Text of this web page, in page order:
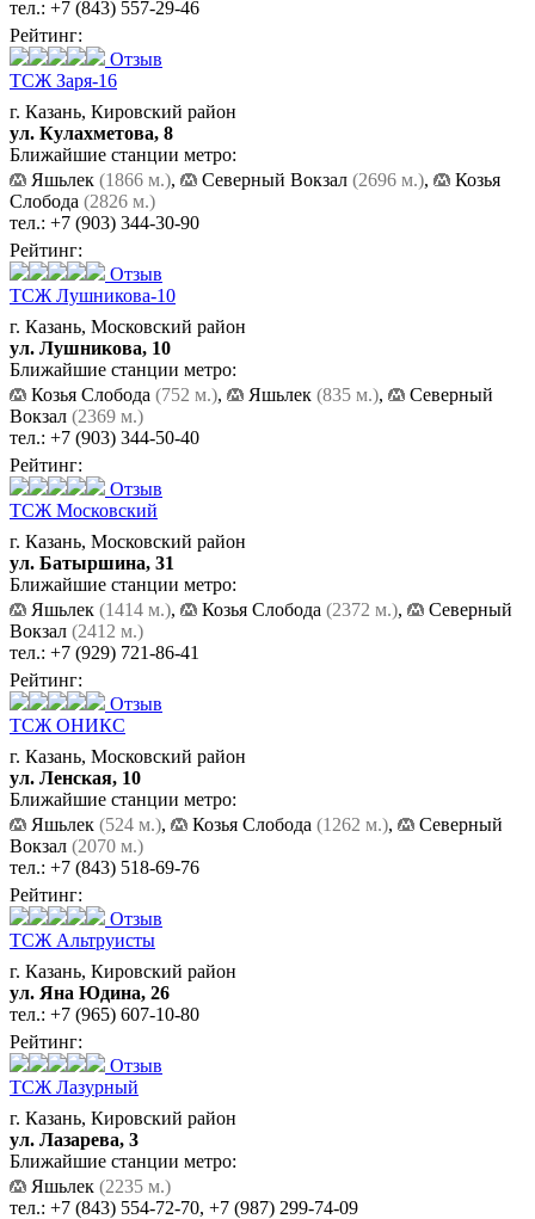
тел.: +7 (843) 557-29-46
Рейтинг:
Отзыв
ТСЖ Заря-16
г. Казань, Кировский район
ул. Кулахметова, 8
Ближайшие станции метро:
Яшьлек (1866 м.), Северный Вокзал (2696 м.),
Козья
Слобода (2826 м.)
тел.: +7 (903) 344-30-90
Рейтинг:
Отзыв
ТСЖ Лушникова-10
г. Казань, Московский район
ул. Лушникова, 10
Ближайшие станции метро:
Козья Слобода (752 м.), Яшьлек (835 м.),
Северный
Вокзал (2369 м.)
тел.: +7 (903) 344-50-40
Рейтинг:
Отзыв
ТСЖ Московский
г. Казань, Московский район
ул. Батыршина, 31
Ближайшие станции метро:
Яшьлек (1414 м.), Козья Слобода (2372 м.),
Северный
Вокзал (2412 м.)
тел.: +7 (929) 721-86-41
Рейтинг:
Отзыв
ТСЖ ОНИКС
г. Казань, Московский район
ул. Ленская, 10
Ближайшие станции метро:
Яшьлек (524 м.), Козья Слобода (1262 м.),
Северный
Вокзал (2070 м.)
тел.: +7 (843) 518-69-76
Рейтинг:
Отзыв
ТСЖ Альтруисты
г. Казань, Кировский район
ул. Яна Юдина, 26
тел.: +7 (965) 607-10-80
Рейтинг:
Отзыв
ТСЖ Лазурный
г. Казань, Кировский район
ул. Лазарева, 3
Ближайшие станции метро:
Яшьлек (2235 м.)
тел.: +7 (843) 554-72-70, +7 (987) 299-74-09